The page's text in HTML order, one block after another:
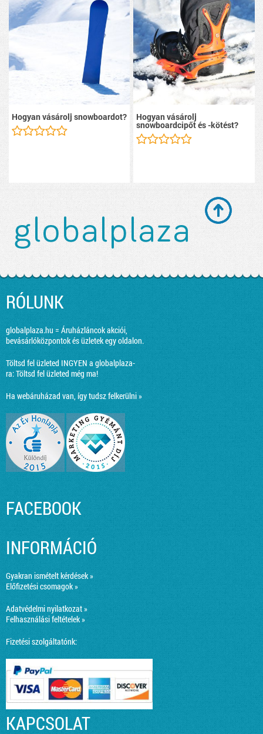
Hogyan vásárolj snowboardot? Hogyan vásárolj
snowboardcipőt és -kötést?
RÓLUNK
globalplaza.hu = Áruházláncok akciói,
bevásárlóközpontok és üzletek egy oldalon.
Töltsd fel üzleted INGYEN a globalplaza-
ra:Töltsd fel üzleted még ma!
Ha webáruházad van, így tudsz felkerülni »
FACEBOOK
INFORMÁCIÓ
Gyakran ismételt kérdések »
Előfizetési csomagok »
Adatvédelmi nyilatkozat »
Felhasználási feltételek »
Fizetési szolgáltatónk:
KAPCSOLAT